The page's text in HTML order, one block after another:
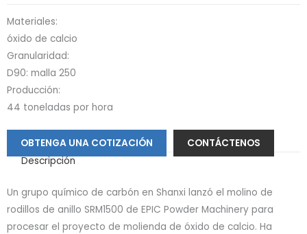
Materiales:
óxido de calcio
Granularidad:
D90: malla 250
Producción:
44 toneladas por hora
OBTENGA UNA COTIZACIÓN
CONTÁCTENOS
Descripción
Un grupo químico de carbón en Shanxi lanzó el molino de
rodillos de anillo SRM1500 de EPIC Powder Machinery para
procesar el proyecto de molienda de óxido de calcio. Ha